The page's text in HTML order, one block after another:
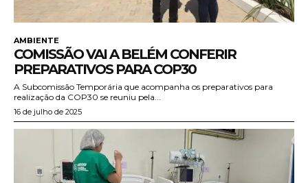
AMBIENTE
COMISSÃO VAI A BELÉM CONFERIR
PREPARATIVOS PARA COP30
A Subcomissão Temporária que acompanha os preparativos para
realização da COP30 se reuniu pela...
16 de julho de 2025